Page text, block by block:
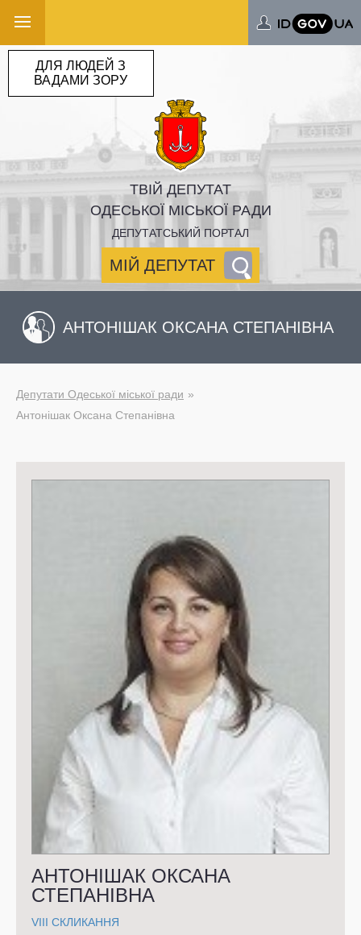
ТВІЙ ДЕПУТАТ
ОДЕСЬКОЇ МІСЬКОЇ РАДИ
ДЕПУТАТСЬКИЙ ПОРТАЛ
МІЙ ДЕПУТАТ
ДЛЯ ЛЮДЕЙ З
ВАДАМИ ЗОРУ
АНТОНІШАК ОКСАНА СТЕПАНІВНА
Депутати Одеської міської ради
Антонішак Оксана Степанівна
АНТОНІШАК ОКСАНА
СТЕПАНІВНА
VIII СКЛИКАННЯ